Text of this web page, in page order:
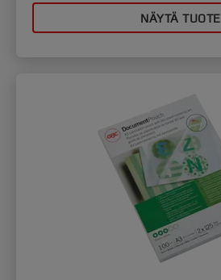
NÄYTÄ TUOTE